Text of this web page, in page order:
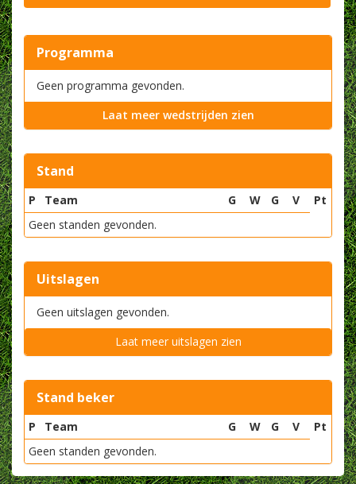
Programma
Geen programma gevonden.
Laat meer wedstrijden zien
Stand
P Team G W G V
Pt
Geen standen gevonden.
Uitslagen
Geen uitslagen gevonden.
Laat meer uitslagen zien
Stand beker
P Team G W G V
Pt
Geen standen gevonden.